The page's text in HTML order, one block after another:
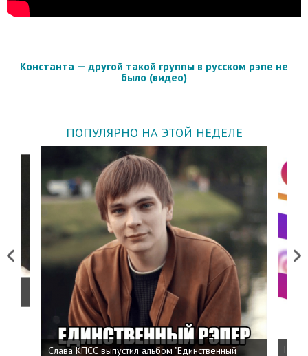
Константа — другой такой группы в русском рэпе не
было (видео)
ПОПУЛЯРНО НА ЭТОЙ НЕДЕЛЕ
Previous
Слава КПСС выпустил альбом "Единственный
Next